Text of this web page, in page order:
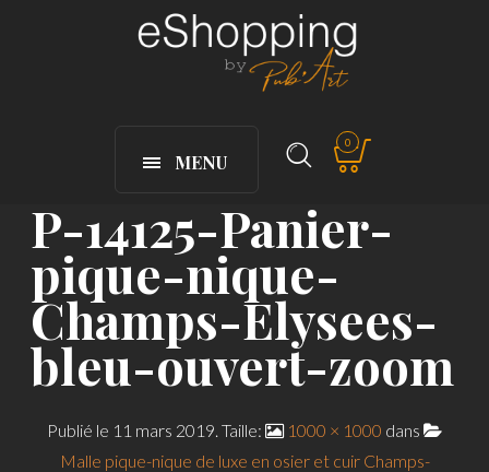
MENU
0
P-14125-Panier-
pique-nique-
Champs-Elysees-
bleu-ouvert-zoom
Publié le 11 mars 2019. Taille: 1000 × 1000 dans
Malle pique-nique de luxe en osier et cuir Champs-